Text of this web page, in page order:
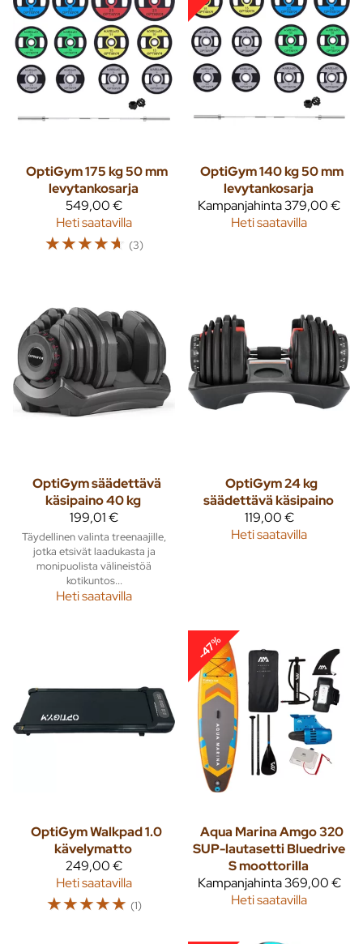
OptiGym 175 kg 50 mm
levytankosarja
549,00 €
Heti saatavilla
☆☆☆☆☆ (3)
OptiGym 140 kg 50 mm
levytankosarja
Kampanjahinta379,00 €
Heti saatavilla
OptiGym säädettävä
käsipaino 40 kg
199,01 €
Täydellinen valinta treenaajille,
jotka etsivät laadukasta ja
monipuolista välineistöä
kotikuntos...
Heti saatavilla
OptiGym 24 kg
säädettävä käsipaino
119,00 €
Heti saatavilla
OptiGym Walkpad 1.0
kävelymatto
249,00 €
Heti saatavilla
☆☆☆☆☆ (1)
-47%
Aqua Marina Amgo 320
SUP-lautasetti Bluedrive
S moottorilla
Kampanjahinta369,00 €
Heti saatavilla